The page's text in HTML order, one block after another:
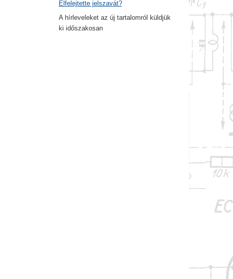
Elfelejtette jelszavát?
A hírleveleket az új tartalomról küldjük
ki időszakosan